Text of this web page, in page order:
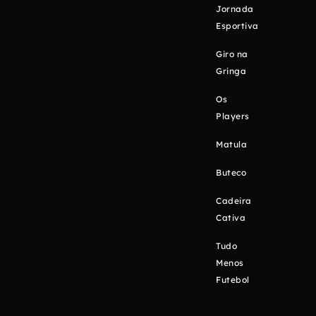
Jornada
Esportiva
Giro na
Gringa
Os
Players
Matula
Buteco
Cadeira
Cativa
Tudo
Menos
Futebol